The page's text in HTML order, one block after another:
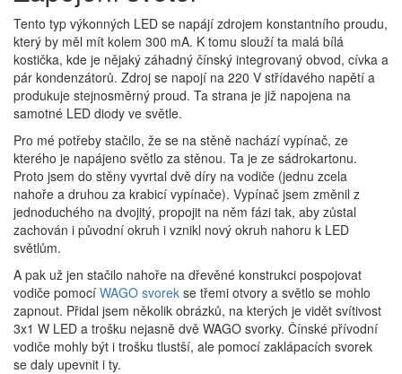
Tento typ výkonných LED se napájí zdrojem konstantního proudu,
který by měl mít kolem 300 mA. K tomu slouží ta malá bílá
kostička, kde je nějaký záhadný čínský integrovaný obvod, cívka a
pár kondenzátorů. Zdroj se napojí na 220 V střídavého napětí a
produkuje stejnosměrný proud. Ta strana je již napojena na
samotné LED diody ve světle.
Pro mé potřeby stačilo, že se na stěně nachází vypínač, ze
kterého je napájeno světlo za stěnou. Ta je ze sádrokartonu.
Proto jsem do stěny vyvrtal dvě díry na vodiče (jednu zcela
nahoře a druhou za krabicí vypínače). Vypínač jsem změnil z
jednoduchého na dvojitý, propojit na něm fázi tak, aby zůstal
zachován i původní okruh i vznikl nový okruh nahoru k LED
světlům.
A pak už jen stačilo nahoře na dřevěné konstrukci pospojovat
vodiče pomocí WAGO svorek se třemi otvory a světlo se mohlo
zapnout. Přidal jsem několik obrázků, na kterých je vidět svítivost
3x1 W LED a trošku nejasně dvě WAGO svorky. Čínské přívodní
vodiče mohly být i trošku tlustší, ale pomocí zaklápacích svorek
se daly upevnit i ty.